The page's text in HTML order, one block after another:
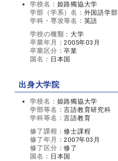
学校名： 姫路獨協大学
学部（学系）名： 外国語学部
学科・専攻等名： 英語
学校の種類： 大学
卒業年月：2005年03月
卒業区分：卒業
国名： 日本国
出身大学院
学校名： 姫路獨協大学
学部等名：言語教育研究科
学科等名：言語教育
修了課程：修士課程
修了年月：2007年03月
修了区分：修了
国名： 日本国